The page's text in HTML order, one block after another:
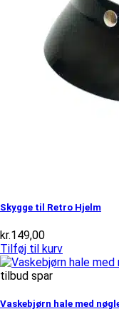
Skygge til Retro Hjelm
kr.149,00
Tilføj til kurv
tilbud spar
Vaskebjørn hale med